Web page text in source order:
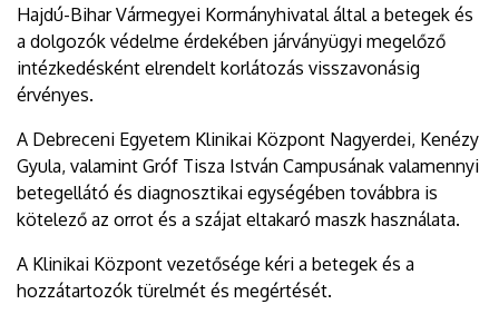
Hajdú-Bihar Vármegyei Kormányhivatal által a betegek és
a dolgozók védelme érdekében járványügyi megelőző
intézkedésként elrendelt korlátozás visszavonásig
érvényes.
A Debreceni Egyetem Klinikai Központ Nagyerdei, Kenézy
Gyula, valamint Gróf Tisza István Campusának valamennyi
betegellátó és diagnosztikai egységében továbbra is
kötelező az orrot és a szájat eltakaró maszk használata.
A Klinikai Központ vezetősége kéri a betegek és a
hozzátartozók türelmét és megértését.